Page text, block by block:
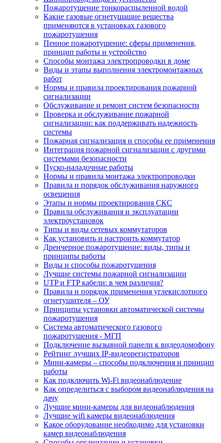
Пожаротушение тонкораспыленной водой
Какие газовые огнетушащие вещества
применяются в установках газового
пожаротушения
Пенное пожаротушение: сферы применения,
принцип работы и устройство
Способы монтажа электропроводки в доме
Виды и этапы выполнения электромонтажных
работ
Нормы и правила проектирования пожарной
сигнализации
Обслуживание и ремонт систем безопасности
Проверка и обслуживание пожарной
сигнализации: как поддерживать надежность
системы
Пожарная сигнализация и способы ее применения
Интеграция пожарной сигнализации с другими
системами безопасности
Пуско-наладочные работы
Нормы и правила монтажа электропроводки
Правила и порядок обслуживания наружного
освещения
Этапы и нормы проектирования СКС
Правила обслуживания и эксплуатации
электроустановок
Типы и виды сетевых коммутаторов
Как установить и настроить коммутатор
Дренчерное пожаротушение: виды, типы и
принципы работы
Виды и способы пожаротушения
Лучшие системы пожарной сигнализации
UTP и FTP кабели: в чем различия?
Правила и порядок применения углекислотного
огнетушителя – ОУ
Принципы установки автоматической системы
пожаротушения
Система автоматического газового
пожаротушения - МГП
Подключение вызывной панели к видеодомофону
Рейтинг лучших IP-видеорегистраторов
Мини-камеры – способы подключения и принцип
работы
Как подключить Wi-Fi видеонаблюдение
Как определиться с выбором видеонаблюдения на
дачу
Лучшие мини-камеры для видеонаблюдения
Лучшие wifi камеры видеонаблюдения
Какое оборудование необходимо для установки
камер видеонаблюдения